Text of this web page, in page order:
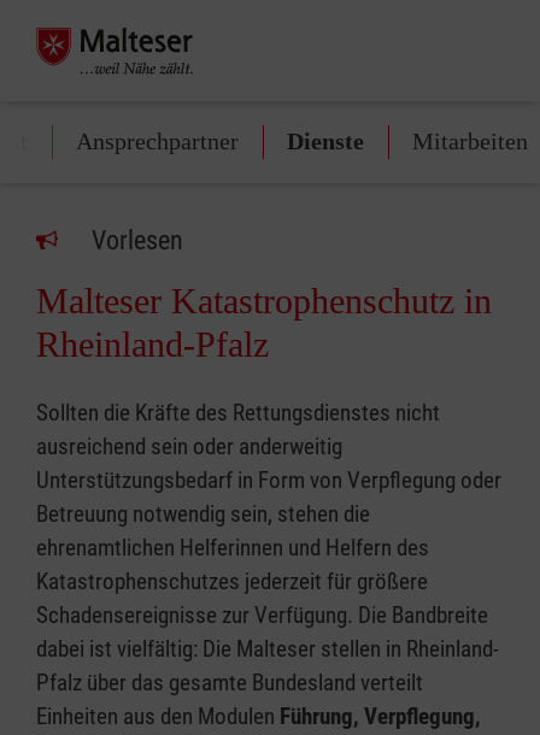
Ansprechpartner Dienste Mitarbeiten
Vorlesen
Malteser Katastrophenschutz in
Rheinland-Pfalz
Sollten die Kräfte des Rettungsdienstes nicht
ausreichend sein oder anderweitig
Unterstützungsbedarf in Form von Verpflegung oder
Betreuung notwendig sein, stehen die
ehrenamtlichen Helferinnen und Helfern des
Katastrophenschutzes jederzeit für größere
Schadensereignisse zur Verfügung. Die Bandbreite
dabei ist vielfältig: Die Malteser stellen in Rheinland-
Pfalz über das gesamte Bundesland verteilt
Einheiten aus den Modulen Führung, Verpflegung,